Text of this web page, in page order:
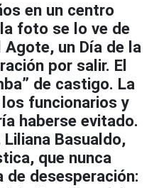
en un centro
foto se lo ve de
un Día de la
por salir. El
de castigo. La
funcionarios y
haberse evitado.
Basualdo,
que nunca
desesperación: